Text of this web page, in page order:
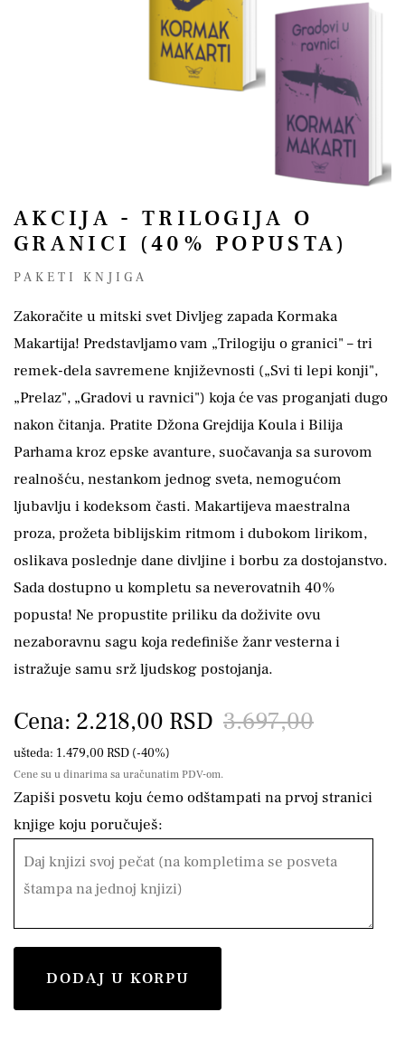
AKCIJA - TRILOGIJA O
GRANICI (40% POPUSTA)
PAKETI KNJIGA
Zakoračite u mitski svet Divljeg zapada Kormaka
Makartija! Predstavljamo vam „Trilogiju o granici" – tri
remek-dela savremene književnosti („Svi ti lepi konji",
„Prelaz", „Gradovi u ravnici") koja će vas proganjati dugo
nakon čitanja. Pratite Džona Grejdija Koula i Bilija
Parhama kroz epske avanture, suočavanja sa surovom
realnošću, nestankom jednog sveta, nemogućom
ljubavlju i kodeksom časti. Makartijeva maestralna
proza, prožeta biblijskim ritmom i dubokom lirikom,
oslikava poslednje dane divljine i borbu za dostojanstvo.
Sada dostupno u kompletu sa neverovatnih 40%
popusta! Ne propustite priliku da doživite ovu
nezaboravnu sagu koja redefiniše žanr vesterna i
istražuje samu srž ljudskog postojanja.
Cena: 2.218,00 RSD 3.697,00
ušteda: 1.479,00 RSD (-40%)
Cene su u dinarima sa uračunatim PDV-om.
Zapiši posvetu koju ćemo odštampati na prvoj stranici
knjige koju poručuješ:
DODAJ U KORPU